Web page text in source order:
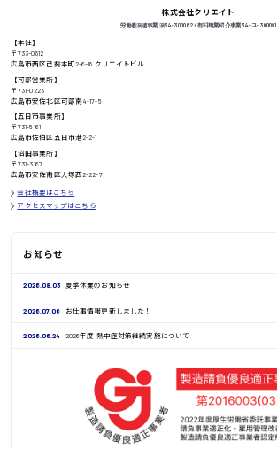
高知県
鳥取県
日給8000円〜
株式会社クリエイト
労働者派遣事業 派34-300062 / 有料職業紹介事業 34-ユ-300091
【本社】
〒733-0812
広島市西区己斐本町2-6-18 クリエイトビル
【可部営業所】
〒731-0223
広島市安佐北区可部南4-17-5
【五日市事業所】
〒731-5161
広島市佐伯区五日市港2-2-1
【沼田事業所】
〒731-3167
広島市安佐南区大塚西2-22-7
会社概要はこちら
アクセスマップはこちら
お知らせ
2026.08.03 夏季休業のお知らせ
2026.07.06 お仕事情報更新しました！
2026.06.24 2026年度 熱中症対策継続実施について